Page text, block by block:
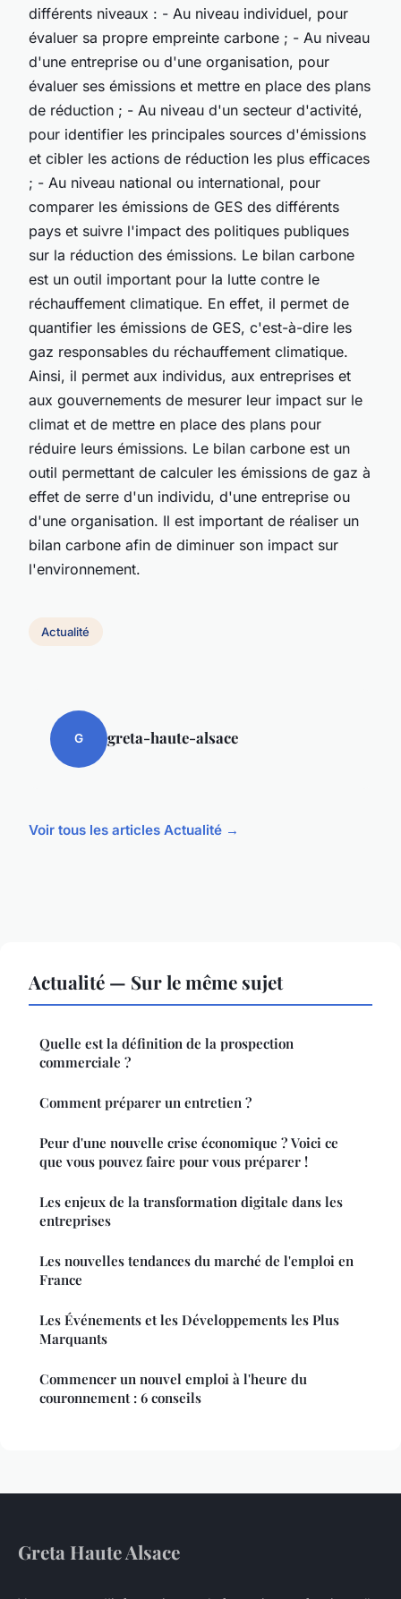
différents niveaux : - Au niveau individuel, pour
évaluer sa propre empreinte carbone ; - Au niveau
d'une entreprise ou d'une organisation, pour
évaluer ses émissions et mettre en place des plans
de réduction ; - Au niveau d'un secteur d'activité,
pour identifier les principales sources d'émissions
et cibler les actions de réduction les plus efficaces
; - Au niveau national ou international, pour
comparer les émissions de GES des différents
pays et suivre l'impact des politiques publiques
sur la réduction des émissions. Le bilan carbone
est un outil important pour la lutte contre le
réchauffement climatique. En effet, il permet de
quantifier les émissions de GES, c'est-à-dire les
gaz responsables du réchauffement climatique.
Ainsi, il permet aux individus, aux entreprises et
aux gouvernements de mesurer leur impact sur le
climat et de mettre en place des plans pour
réduire leurs émissions. Le bilan carbone est un
outil permettant de calculer les émissions de gaz à
effet de serre d'un individu, d'une entreprise ou
d'une organisation. Il est important de réaliser un
bilan carbone afin de diminuer son impact sur
l'environnement.
Actualité
G greta-haute-alsace
Voir tous les articles Actualité →
Actualité — Sur le même sujet
Quelle est la définition de la prospection
commerciale ?
Comment préparer un entretien ?
Peur d'une nouvelle crise économique ? Voici ce
que vous pouvez faire pour vous préparer !
Les enjeux de la transformation digitale dans les
entreprises
Les nouvelles tendances du marché de l'emploi en
France
Les Événements et les Développements les Plus
Marquants
Commencer un nouvel emploi à l'heure du
couronnement : 6 conseils
Greta Haute Alsace